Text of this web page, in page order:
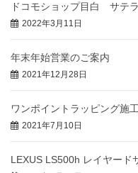
ドコモショップ目白 サテ
2022年3月11日
年末年始営業のご案内
2021年12月28日
ワンポイントラッピング施
2021年7月10日
LEXUS LS500h レイヤード